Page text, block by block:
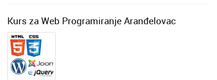
Kurs za Web Programiranje Aranđelovac